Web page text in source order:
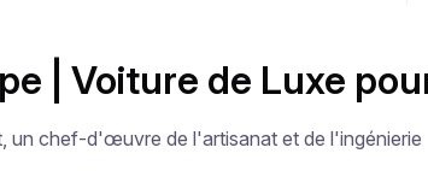
| Voiture de Luxe
un chef-d'œuvre de l'artisanat et de l'ingénierie